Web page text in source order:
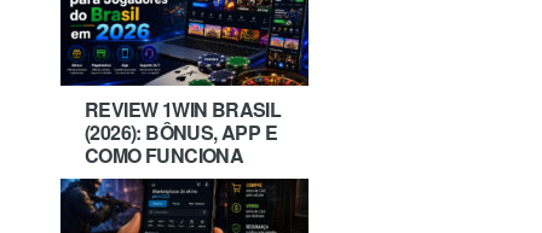
REVIEW 1WIN BRASIL
(2026): BÔNUS, APP E
COMO FUNCIONA